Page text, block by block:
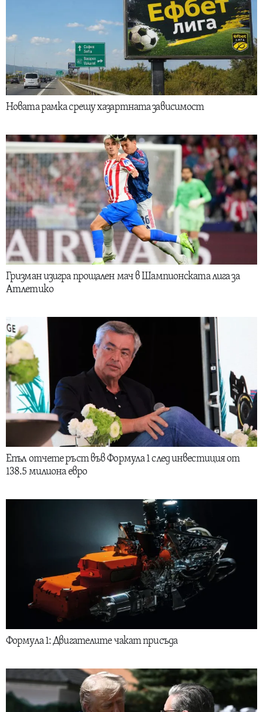
Новата рамка срещу хазартната зависимост
Гризман изигра прощален мач в Шампионската лига за
Атлетико
Епъл отчете ръст във Формула 1 след инвестиция от
138.5 милиона евро
Формула 1: Двигателите чакат присъда